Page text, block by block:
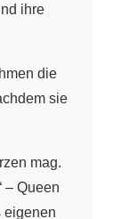
ihre
die
sie
mag.
– Queen
eigenen